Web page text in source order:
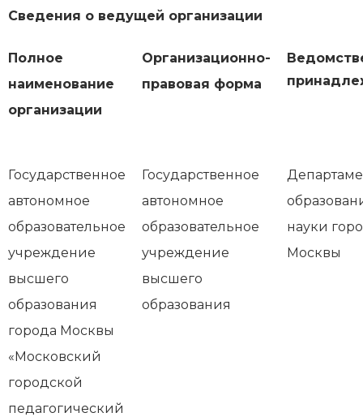
Сведения о ведущей организации
Полное
наименование
организации
Организационно-
правовая форма
Государственное
автономное
образовательное
учреждение
высшего
образования
города Москвы
«Московский
городской
педагогический
Государственное
автономное
образовательное
учреждение
высшего
образования
науки
Москвы